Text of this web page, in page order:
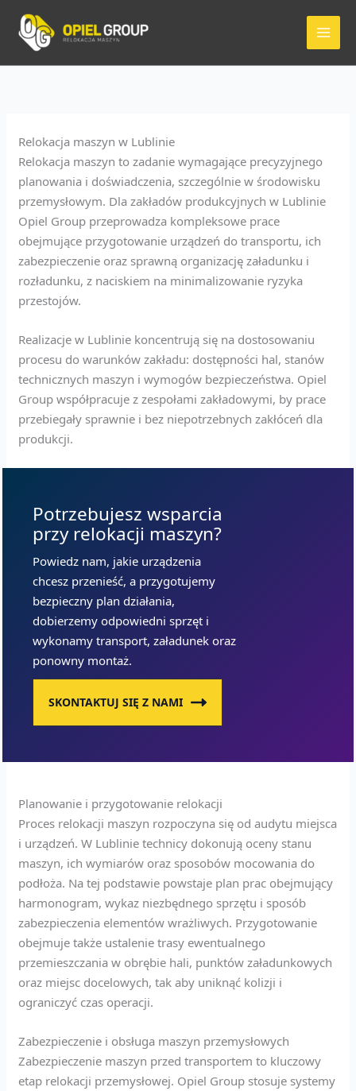
treści
Relokacja maszyn w Lublinie
Relokacja maszyn to zadanie wymagające precyzyjnego
planowania i doświadczenia, szczególnie w środowisku
przemysłowym. Dla zakładów produkcyjnych w Lublinie
Opiel Group przeprowadza kompleksowe prace
obejmujące przygotowanie urządzeń do transportu, ich
zabezpieczenie oraz sprawną organizację załadunku i
rozładunku, z naciskiem na minimalizowanie ryzyka
przestojów.
Realizacje w Lublinie koncentrują się na dostosowaniu
procesu do warunków zakładu: dostępności hal, stanów
technicznych maszyn i wymogów bezpieczeństwa. Opiel
Group współpracuje z zespołami zakładowymi, by prace
przebiegały sprawnie i bez niepotrzebnych zakłóceń dla
produkcji.
Potrzebujesz wsparcia
przy relokacji maszyn?
Powiedz nam, jakie urządzenia
chcesz przenieść, a przygotujemy
bezpieczny plan działania,
dobierzemy odpowiedni sprzęt i
wykonamy transport, załadunek oraz
ponowny montaż.
SKONTAKTUJ SIĘ Z NAMI
Planowanie i przygotowanie relokacji
Proces relokacji maszyn rozpoczyna się od audytu miejsca
i urządzeń. W Lublinie technicy dokonują oceny stanu
maszyn, ich wymiarów oraz sposobów mocowania do
podłoża. Na tej podstawie powstaje plan prac obejmujący
harmonogram, wykaz niezbędnego sprzętu i sposób
zabezpieczenia elementów wrażliwych. Przygotowanie
obejmuje także ustalenie trasy ewentualnego
przemieszczania w obrębie hali, punktów załadunkowych
oraz miejsc docelowych, tak aby uniknąć kolizji i
ograniczyć czas operacji.
Zabezpieczenie i obsługa maszyn przemysłowych
Zabezpieczenie maszyn przed transportem to kluczowy
etap relokacji przemysłowej. Opiel Group stosuje systemy